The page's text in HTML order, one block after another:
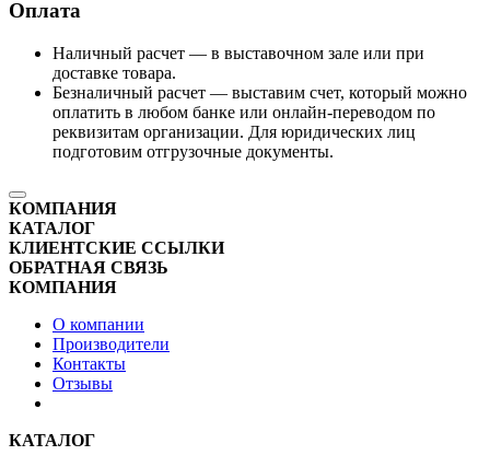
Оплата
Наличный расчет — в выставочном зале или при
доставке товара.
Безналичный расчет — выставим счет, который можно
оплатить в любом банке или онлайн-переводом по
реквизитам организации. Для юридических лиц
подготовим отгрузочные документы.
КОМПАНИЯ
КАТАЛОГ
КЛИЕНТСКИЕ ССЫЛКИ
ОБРАТНАЯ СВЯЗЬ
КОМПАНИЯ
О компании
Производители
Контакты
Отзывы
КАТАЛОГ